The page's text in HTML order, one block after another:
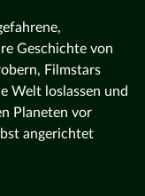
Geschichte von
Filmstars
Welt loslassen und
Planeten vor
angerichtet